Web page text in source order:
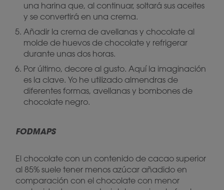
una harina que, al continuar, soltará sus aceites
y se convertirá en una crema.
Añadir la crema de avellanas y chocolate al
molde de huevos de chocolate y refrigerar
durante unas dos horas.
Por último, decore al gusto. Aquí la imaginación
es la clave. Yo he utilizado almendras de
diferentes formas, avellanas y bombones de
chocolate negro.
FODMAPS
El chocolate con un contenido de cacao superior
al 85% suele tener menos azúcar añadido en
comparación con el chocolate con menor